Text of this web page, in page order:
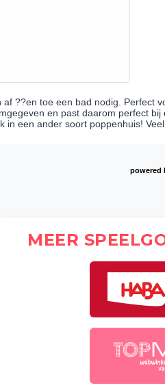
??en toe een bad nodig. Perfect
en past daarom perfect bij
in een ander soort poppenhuis!
powered
MEER